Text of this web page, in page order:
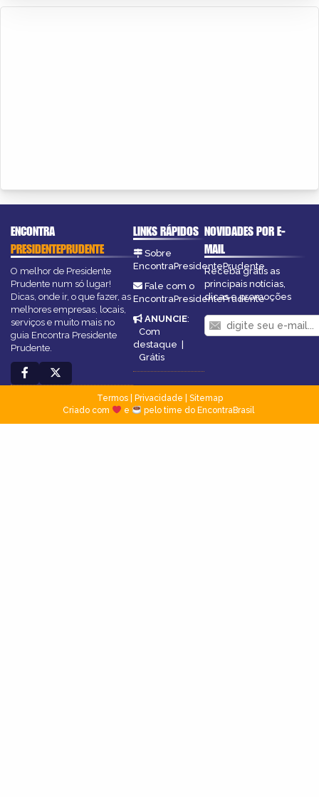
ENCONTRA
PRESIDENTEPRUDENTE
O melhor de Presidente
Prudente num só lugar!
Dicas, onde ir, o que fazer, as
melhores empresas, locais,
serviços e muito mais no
guia Encontra Presidente
Prudente.
LINKS RÁPIDOS
Sobre
EncontraPresidentePrudente
Fale com o
EncontraPresidentePrudente
ANUNCIE:
Com
destaque |
Grátis
NOVIDADES POR E-
MAIL
Receba grátis as
principais notícias,
dicas e promoções
Termos| Privacidade
Sitemap
Criado com
e pelo time do EncontraBrasil